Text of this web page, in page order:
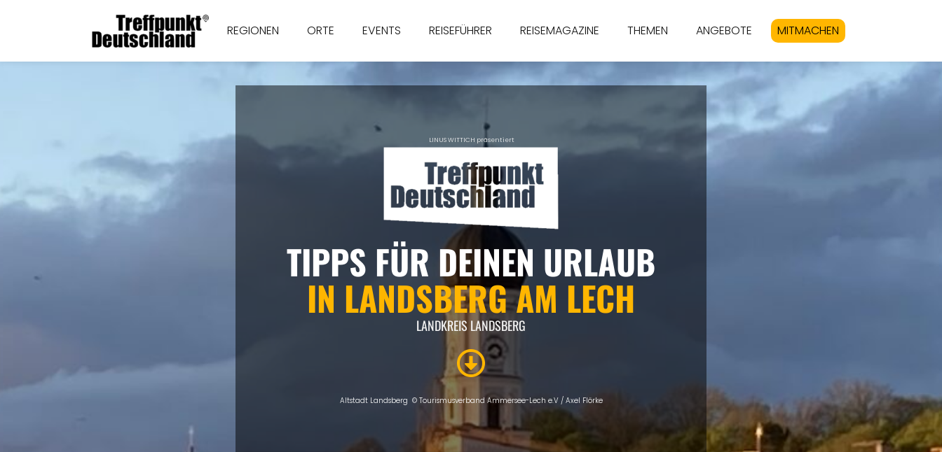
REGIONEN ORTE EVENTS REISEFÜHRER REISEMAGAZINE THEMEN ANGEBOTE MITMACHEN
LINUS WITTICH präsentiert
TIPPS FÜR DEINEN URLAUB
IN LANDSBERG AM LECH
LANDKREIS LANDSBERG
Altstadt Landsberg © Tourismusverband Ammersee-Lech e.V / Axel Flörke